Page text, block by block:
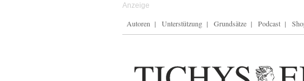
Autoren Unterstützung Grundsätze Podcast